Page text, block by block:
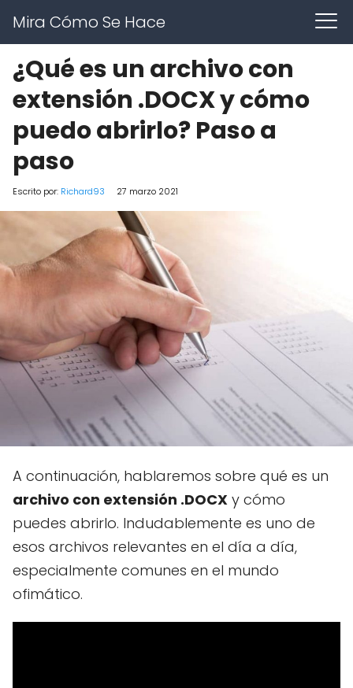
Mira Cómo Se Hace
¿Qué es un archivo con
extensión .DOCX y cómo
puedo abrirlo? Paso a
paso
Escrito por: Richard93 27 marzo 2021
A continuación, hablaremos sobre qué es un
archivo con extensión .DOCX y cómo
puedes abrirlo. Indudablemente es uno de
esos archivos relevantes en el día a día,
especialmente comunes en el mundo
ofimático.